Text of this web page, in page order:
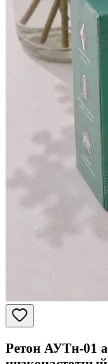
Ретон АУТн-01